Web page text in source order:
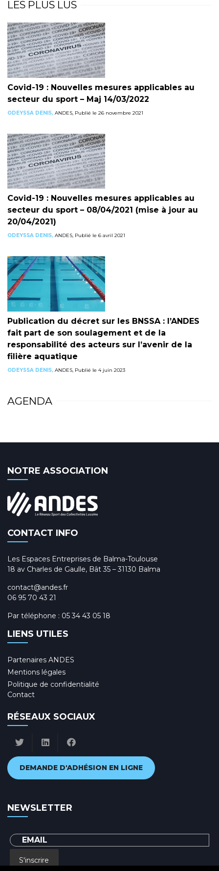
LES PLUS LUS
Covid-19 : Nouvelles mesures applicables au
secteur du sport – Maj 14/03/2022
ODEYSSA DENIS, ANDES, Publié le 26 novembre 2021
Covid-19 : Nouvelles mesures applicables au
secteur du sport – 08/04/2021 (mise à jour au
20/04/2021)
ODEYSSA DENIS, ANDES, Publié le 6 avril 2021
Publication du décret sur les BNSSA : l’ANDES
fait part de son soulagement et de la
responsabilité des acteurs sur l’avenir de la
filière aquatique
ODEYSSA DENIS, ANDES, Publié le 4 juin 2023
AGENDA
NOTRE ASSOCIATION
CONTACT INFO
Les Espaces Entreprises de Balma-Toulouse
18 av Charles de Gaulle, Bât 35 – 31130 Balma
contact@andes.fr
06 95 70 43 21
Par téléphone : 05 34 43 05 18
LIENS UTILES
Partenaires ANDES
Mentions légales
Politique de confidentialité
Contact
RÉSEAUX SOCIAUX
DEMANDE D'ADHÉSION EN LIGNE
NEWSLETTER
S'inscrire